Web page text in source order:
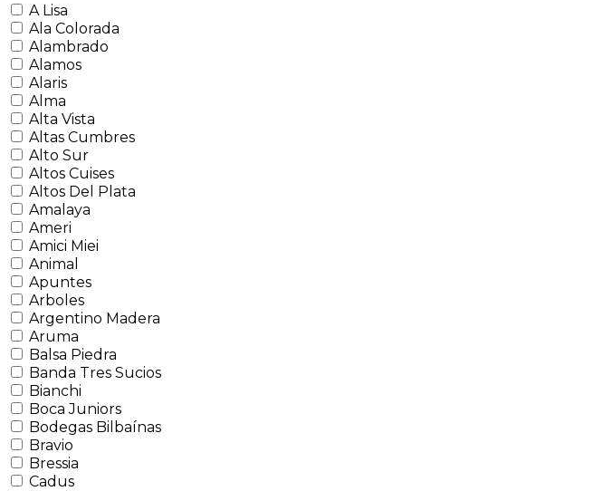
A Lisa
Ala Colorada
Alambrado
Alamos
Alaris
Alma
Alta Vista
Altas Cumbres
Alto Sur
Altos Cuises
Altos Del Plata
Amalaya
Ameri
Amici Miei
Animal
Apuntes
Arboles
Argentino Madera
Aruma
Balsa Piedra
Banda Tres Sucios
Bianchi
Boca Juniors
Bodegas Bilbaínas
Bravio
Bressia
Cadus